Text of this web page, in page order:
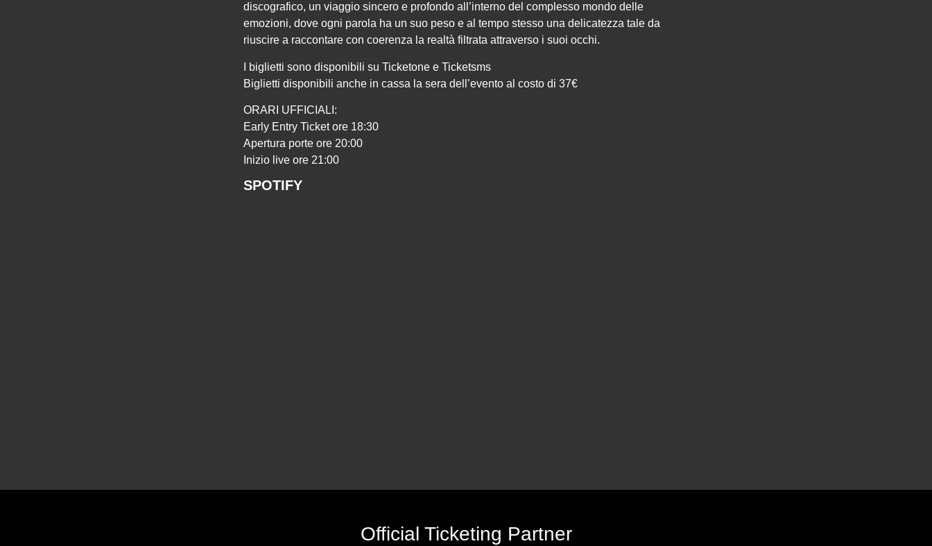
discografico, un viaggio sincero e profondo all’interno del complesso mondo delle
emozioni, dove ogni parola ha un suo peso e al tempo stesso una delicatezza tale da
riuscire a raccontare con coerenza la realtà filtrata attraverso i suoi occhi.
I biglietti sono disponibili su Ticketone e Ticketsms
Biglietti disponibili anche in cassa la sera dell’evento al costo di 37€
ORARI UFFICIALI:
Early Entry Ticket ore 18:30
Apertura porte ore 20:00
Inizio live ore 21:00
SPOTIFY
Official Ticketing Partner